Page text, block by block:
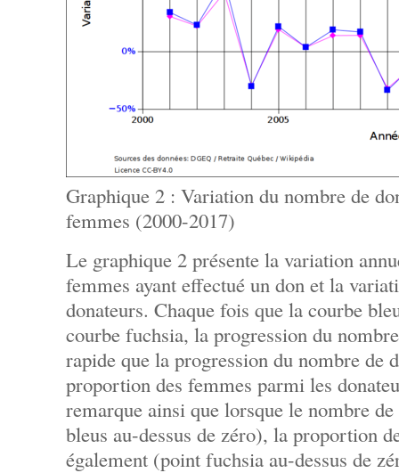
Graphique 2 : Variation du nombre de
femmes (2000-2017)
Le graphique 2 présente la variation
femmes ayant effectué un don et la
donateurs. Chaque fois que la courbe
courbe fuchsia, la progression du
rapide que la progression du nombre de
proportion des femmes parmi les
remarque ainsi que lorsque le nombre
bleus au-dessus de zéro), la proportion
également (point fuchsia au-dessus de